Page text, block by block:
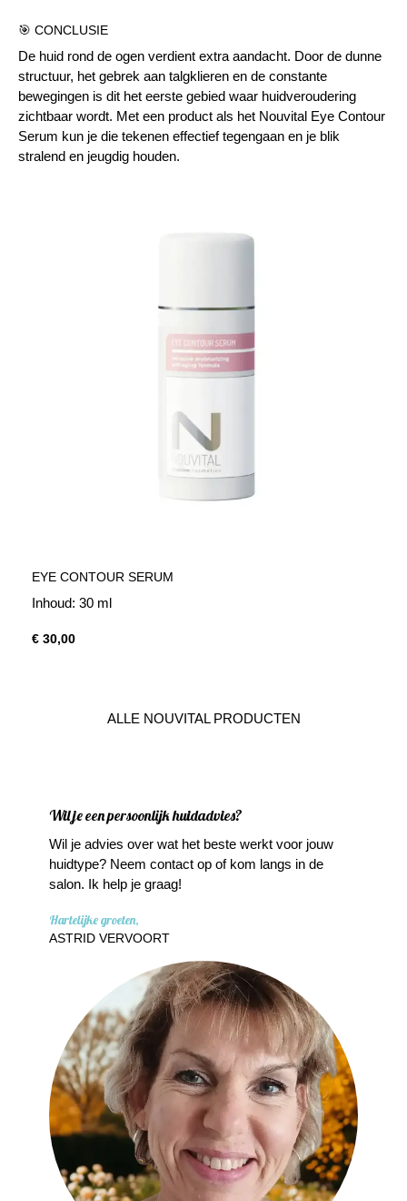
🎯 CONCLUSIE
De huid rond de ogen verdient extra aandacht. Door de dunne
structuur, het gebrek aan talgklieren en de constante
bewegingen is dit het eerste gebied waar huidveroudering
zichtbaar wordt. Met een product als het Nouvital Eye Contour
Serum kun je die tekenen effectief tegengaan en je blik
stralend en jeugdig houden.
EYE CONTOUR SERUM
Inhoud: 30 ml
€ 30,00
ALLE NOUVITAL PRODUCTEN
Wil je een persoonlijk huidadvies?
Wil je advies over wat het beste werkt voor jouw
huidtype? Neem contact op of kom langs in de
salon. Ik help je graag!
Hartelijke groeten,
ASTRID VERVOORT